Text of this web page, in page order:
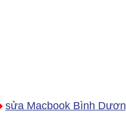
sửa Macbook Bình